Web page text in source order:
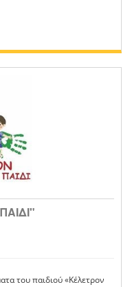
του παιδιού «Κέλετρον